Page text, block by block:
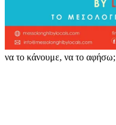
να το κάνουμε, να το